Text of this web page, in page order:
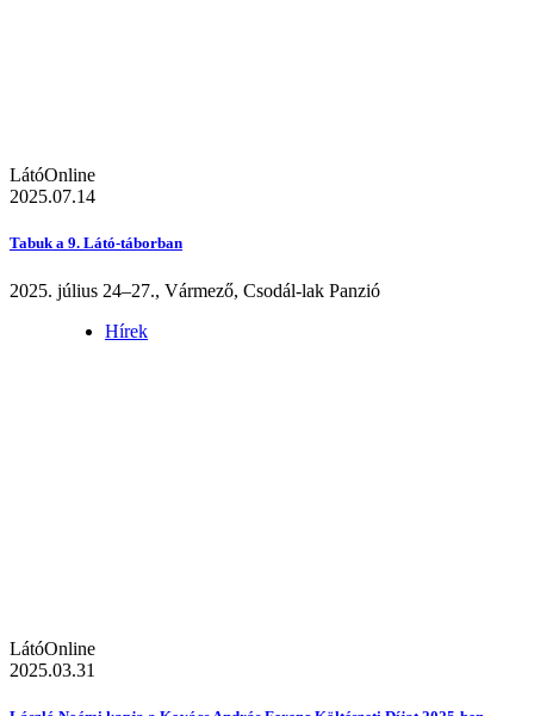
LátóOnline
2025.07.14
Tabuk a 9. Látó-táborban
2025. július 24–27., Vármező, Csodál-lak Panzió
Hírek
LátóOnline
2025.03.31